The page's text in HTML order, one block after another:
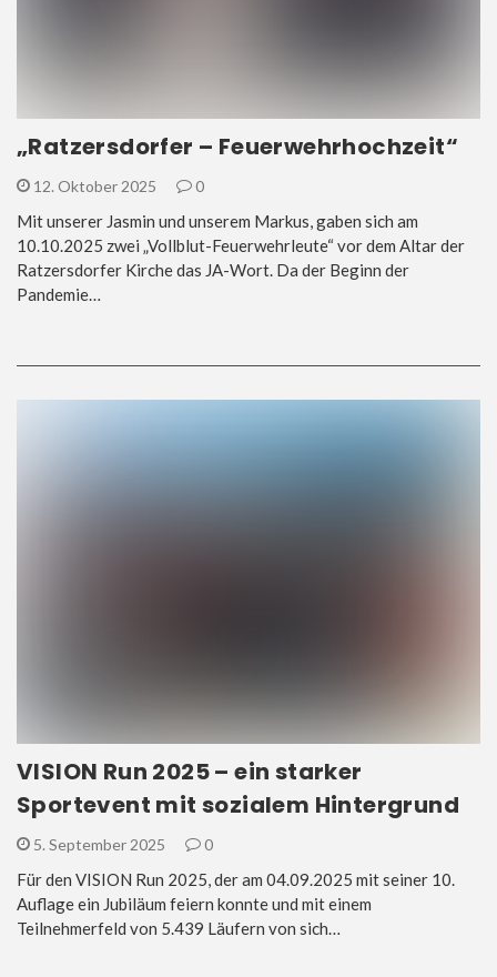
„Ratzersdorfer – Feuerwehrhochzeit“
12. Oktober 2025 0
Mit unserer Jasmin und unserem Markus, gaben sich am
10.10.2025 zwei „Vollblut-Feuerwehrleute“ vor dem Altar der
Ratzersdorfer Kirche das JA-Wort. Da der Beginn der
Pandemie…
VISION Run 2025 – ein starker
Sportevent mit sozialem Hintergrund
5. September 2025 0
Für den VISION Run 2025, der am 04.09.2025 mit seiner 10.
Auflage ein Jubiläum feiern konnte und mit einem
Teilnehmerfeld von 5.439 Läufern von sich…